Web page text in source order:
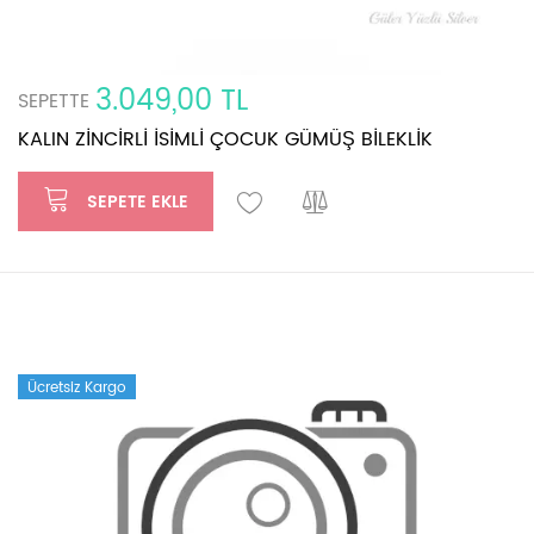
SEPETTE 3.049,00 TL
KALIN ZİNCİRLİ İSİMLİ ÇOCUK GÜMÜŞ BİLEKLİK
SEPETE EKLE
Ücretsiz Kargo